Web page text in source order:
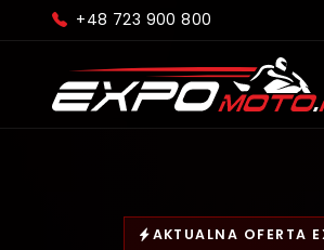
+48 723 900 800
AKTUALNA OFERTA